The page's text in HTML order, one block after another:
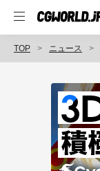
TOP ニュース